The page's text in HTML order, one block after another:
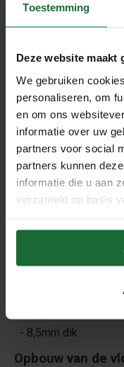
Toestemming
Deze website maakt
We gebruiken
personaliseren, om
en om ons
informatie over uw
partners voor social
partners kunnen
informatie die u aan
verzameld op basis
- De vloer moet
uitzetten, bestel
Verwarmingsbuizen
bijpassenderozetjes.
- De vloer is kant en
beschermen
vloer gaat dweilen,
van Wicanders. Ons
onder
voorkomen.
- 8,5mm dik
Opbouw van de